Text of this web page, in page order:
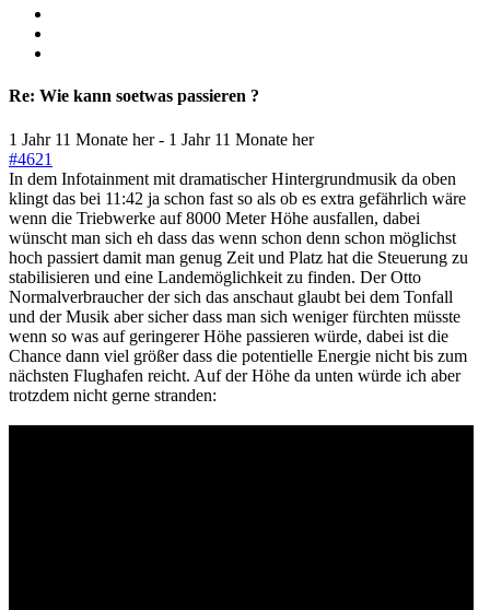
Re: Wie kann soetwas passieren ?
1 Jahr 11 Monate her- 1 Jahr 11 Monate her
#4621
In dem Infotainment mit dramatischer Hintergrundmusik da oben
klingt das bei 11:42 ja schon fast so als ob es extra gefährlich wäre
wenn die Triebwerke auf 8000 Meter Höhe ausfallen, dabei
wünscht man sich eh dass das wenn schon denn schon möglichst
hoch passiert damit man genug Zeit und Platz hat die Steuerung zu
stabilisieren und eine Landemöglichkeit zu finden. Der Otto
Normalverbraucher der sich das anschaut glaubt bei dem Tonfall
und der Musik aber sicher dass man sich weniger fürchten müsste
wenn so was auf geringerer Höhe passieren würde, dabei ist die
Chance dann viel größer dass die potentielle Energie nicht bis zum
nächsten Flughafen reicht. Auf der Höhe da unten würde ich aber
trotzdem nicht gerne stranden: